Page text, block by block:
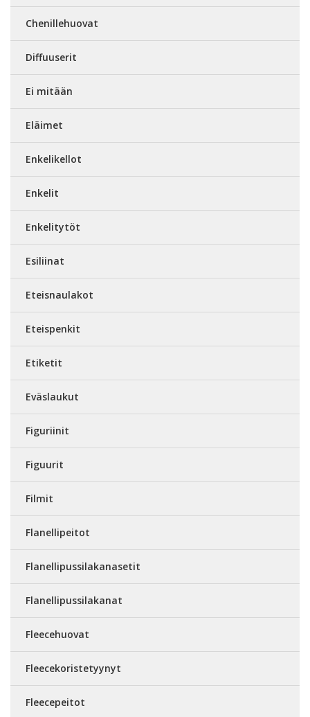
Chenillehuovat
Diffuuserit
Ei mitään
Eläimet
Enkelikellot
Enkelit
Enkelitytöt
Esiliinat
Eteisnaulakot
Eteispenkit
Etiketit
Eväslaukut
Figuriinit
Figuurit
Filmit
Flanellipeitot
Flanellipussilakanasetit
Flanellipussilakanat
Fleecehuovat
Fleecekoristetyynyt
Fleecepeitot